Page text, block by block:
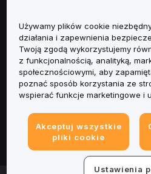
Informacje
Usługi
Obsługa Klienta
Informacje prawne
Używamy plików cookie
działania i zapewnienia
Twoją zgodą wykorzystujemy
z funkcjonalnością, analityką,
społecznościowymi, aby
poznać sposób korzystania ze
wspierać funkcje marketingowe i
Akceptuj wszystkie
pliki cookie
Ustawienia